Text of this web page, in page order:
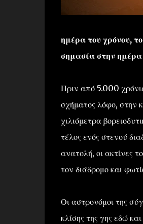
ημέρα του χρόνου,
σημασία στην
Πριν από 5.000
σχήματος λόφο, στην
χιλιόμετρα
τέλος ενός στενού
ανατολή, οι ακτίνες
τον διάδρομο και
Οι αστρονόμοι της
κλίσης της γης εδώ